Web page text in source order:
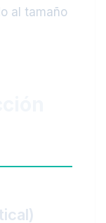
al tamaño